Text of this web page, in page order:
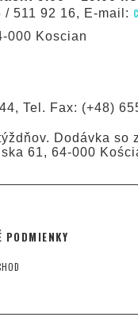
511 92 16, E-mail:
000 Koscian
Tel. Fax: (+48)
Dodávka so
61, 64-000
PODMIENKY